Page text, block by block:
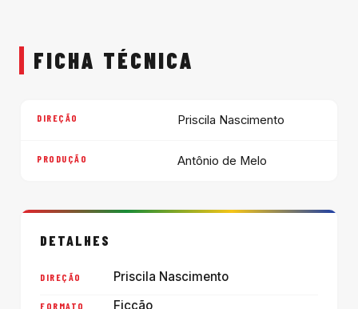
FICHA TÉCNICA
DIREÇÃO Priscila Nascimento
PRODUÇÃO Antônio de Melo
DETALHES
DIREÇÃO Priscila Nascimento
FORMATO Ficção